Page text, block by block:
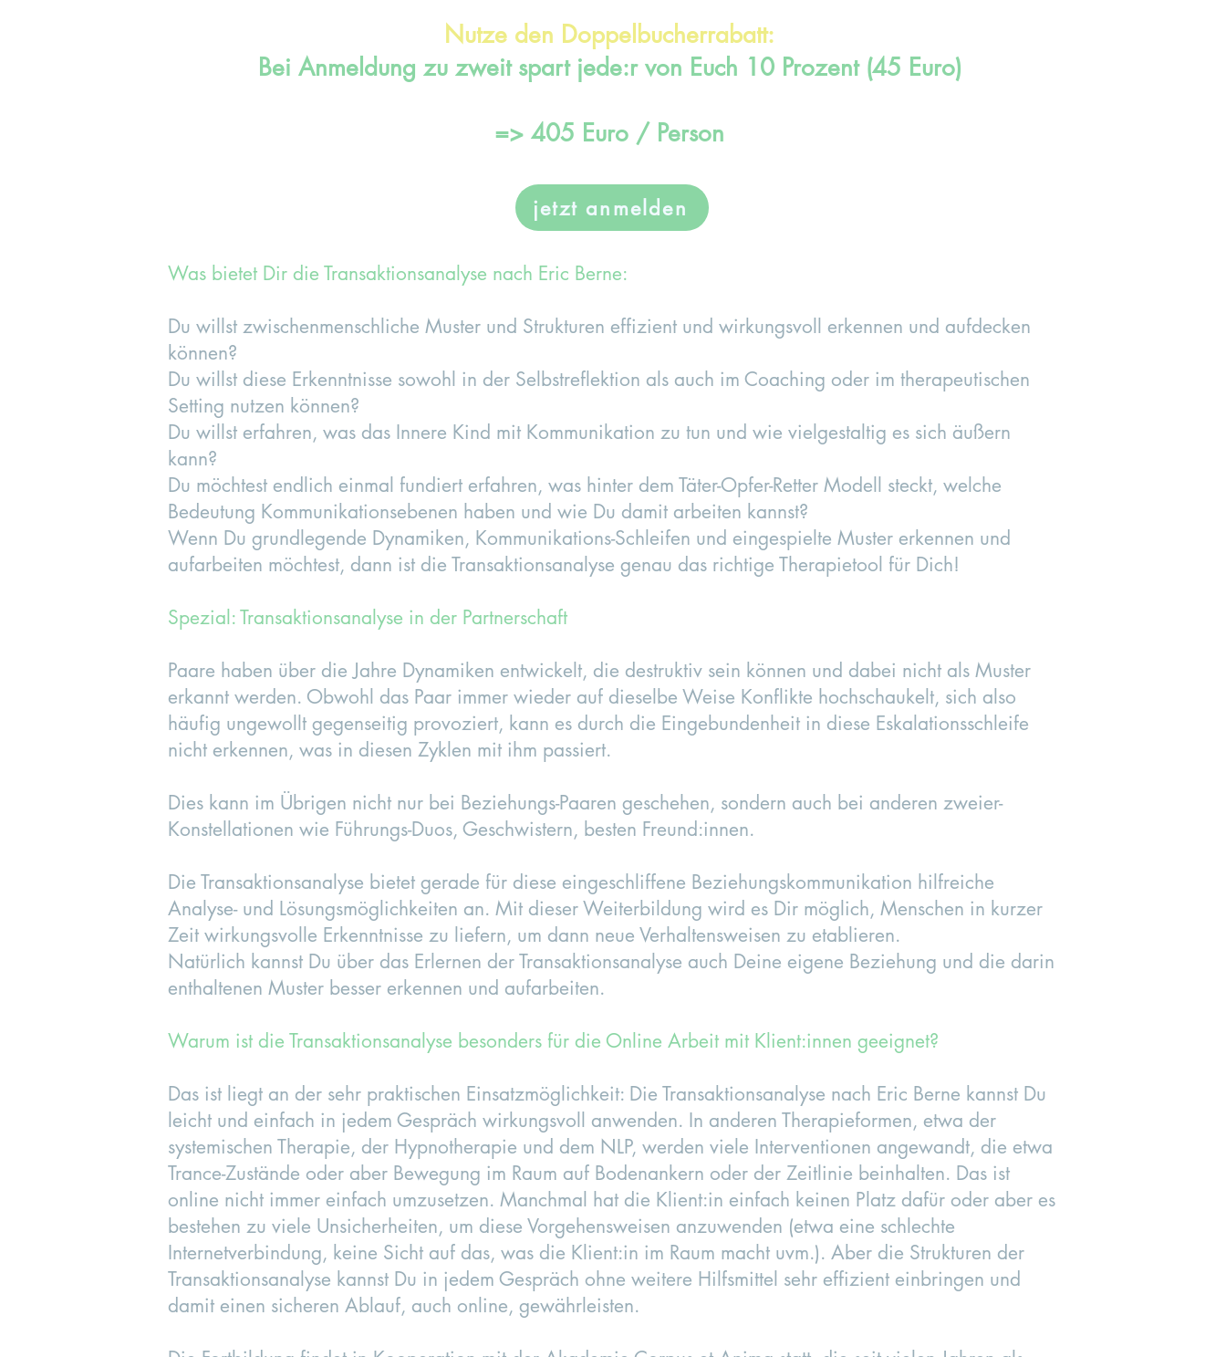
Nutze den Doppelbucherrabatt:
Bei Anmeldung zu zweit spart jede:r von Euch 10 Prozent (45 Euro)
=> 405 Euro / Person
jetzt anmelden
Was bietet Dir die Transaktionsanalyse nach Eric Berne:
Du willst zwischenmenschliche Muster und Strukturen effizient und wirkungsvoll erkennen und aufdecken
können?
Du willst diese Erkenntnisse sowohl in der Selbstreflektion als auch im Coaching oder im therapeutischen
Setting nutzen können?
Du willst erfahren, was das Innere Kind mit Kommunikation zu tun und wie vielgestaltig es sich äußern
kann?
Du möchtest endlich einmal fundiert erfahren, was hinter dem Täter-Opfer-Retter Modell steckt, welche
Bedeutung Kommunikationsebenen haben und wie Du damit arbeiten kannst?
Wenn Du grundlegende Dynamiken, Kommunikations-Schleifen und eingespielte Muster erkennen und
aufarbeiten möchtest, dann ist die Transaktionsanalyse genau das richtige Therapietool für Dich!
Spezial: Transaktionsanalyse in der Partnerschaft
Paare haben über die Jahre Dynamiken entwickelt, die destruktiv sein können und dabei nicht als Muster
erkannt werden. Obwohl das Paar immer wieder auf dieselbe Weise Konflikte hochschaukelt, sich also
häufig ungewollt gegenseitig provoziert, kann es durch die Eingebundenheit in diese Eskalationsschleife
nicht erkennen, was in diesen Zyklen mit ihm passiert.
Dies kann im Übrigen nicht nur bei Beziehungs-Paaren geschehen, sondern auch bei anderen zweier-
Konstellationen wie Führungs-Duos, Geschwistern, besten Freund:innen.
Die Transaktionsanalyse bietet gerade für diese eingeschliffene Beziehungskommunikation hilfreiche
Analyse- und Lösungsmöglichkeiten an. Mit dieser Weiterbildung wird es Dir möglich, Menschen in kurzer
Zeit wirkungsvolle Erkenntnisse zu liefern, um dann neue Verhaltensweisen zu etablieren.
Natürlich kannst Du über das Erlernen der Transaktionsanalyse auch Deine eigene Beziehung und die darin
enthaltenen Muster besser erkennen und aufarbeiten.
Warum ist die Transaktionsanalyse besonders für die Online Arbeit mit Klient:innen geeignet?
Das ist liegt an der sehr praktischen Einsatzmöglichkeit: Die Transaktionsanalyse nach Eric Berne kannst Du
leicht und einfach in jedem Gespräch wirkungsvoll anwenden. In anderen Therapieformen, etwa der
systemischen Therapie, der Hypnotherapie und dem NLP, werden viele Interventionen angewandt, die etwa
Trance-Zustände oder aber Bewegung im Raum auf Bodenankern oder der Zeitlinie beinhalten. Das ist
online nicht immer einfach umzusetzen. Manchmal hat die Klient:in einfach keinen Platz dafür oder aber es
bestehen zu viele Unsicherheiten, um diese Vorgehensweisen anzuwenden (etwa eine schlechte
Internetverbindung, keine Sicht auf das, was die Klient:in im Raum macht uvm.). Aber die Strukturen der
Transaktionsanalyse kannst Du in jedem Gespräch ohne weitere Hilfsmittel sehr effizient einbringen und
damit einen sicheren Ablauf, auch online, gewährleisten.